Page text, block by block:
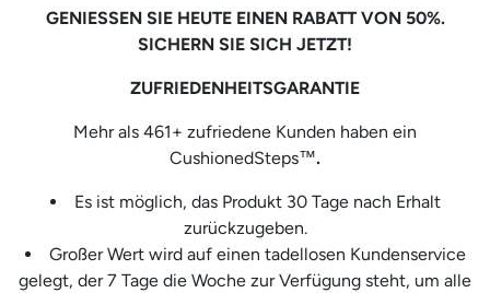
GENIESSEN SIE HEUTE EINEN RABATT VON 50%.
SICHERN SIE SICH JETZT!
ZUFRIEDENHEITSGARANTIE
Mehr als 461+ zufriedene Kunden haben ein
CushionedSteps™.
Es ist möglich, das Produkt 30 Tage nach Erhalt
zurückzugeben.
Großer Wert wird auf einen tadellosen Kundenservice
gelegt, der 7 Tage die Woche zur Verfügung steht, um alle